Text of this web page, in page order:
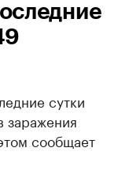
сутки
заражения
сообщает